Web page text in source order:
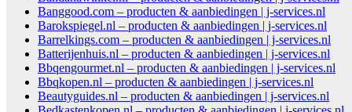
Banggood.com – producten & aanbiedingen | j-services.nl
Barokspiegel.nl – producten & aanbiedingen | j-services.nl
Barrelkings.com – producten & aanbiedingen | j-services.nl
Batterijenhuis.nl – producten & aanbiedingen | j-services.nl
Bbqengourmet.nl – producten & aanbiedingen | j-services.nl
Bbqkopen.nl – producten & aanbiedingen | j-services.nl
Beautyguides.nl – producten & aanbiedingen | j-services.nl